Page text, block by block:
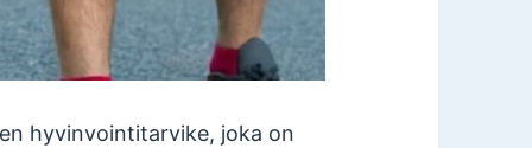
hyvinvointitarvike, joka on